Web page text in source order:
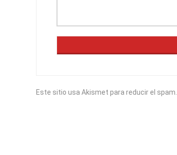
Este sitio usa Akismet para reducir el spam.